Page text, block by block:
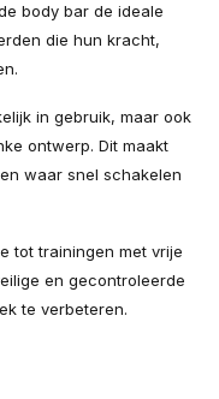
body bar de ideale
die hun kracht,
in gebruik, maar ook
ontwerp. Dit maakt
waar snel schakelen
tot trainingen met vrije
en gecontroleerde
te verbeteren.